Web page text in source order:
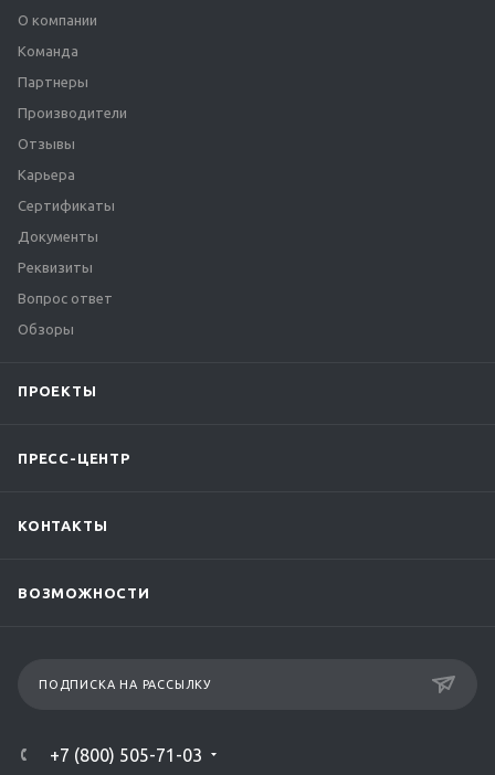
О компании
Команда
Партнеры
Производители
Отзывы
Карьера
Сертификаты
Документы
Реквизиты
Вопрос ответ
Обзоры
ПРОЕКТЫ
ПРЕСС-ЦЕНТР
КОНТАКТЫ
ВОЗМОЖНОСТИ
ПОДПИСКА НА РАССЫЛКУ
+7 (800) 505-71-03